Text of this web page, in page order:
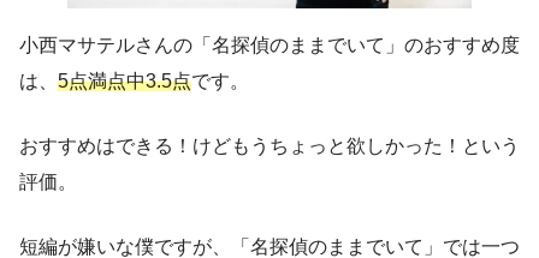
小西マサテルさんの「名探偵のままでいて」のおすすめ度
は、 5点満点中3.5点です。
おすすめはできる！けどもうちょっと欲しかった！という
評価。
短編が嫌いな僕ですが、「名探偵のままでいて」では一つ